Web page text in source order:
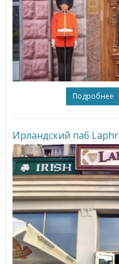
Подробнее
Ирландский паб